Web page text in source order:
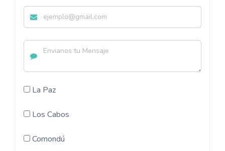
La Paz
Los Cabos
Comondú